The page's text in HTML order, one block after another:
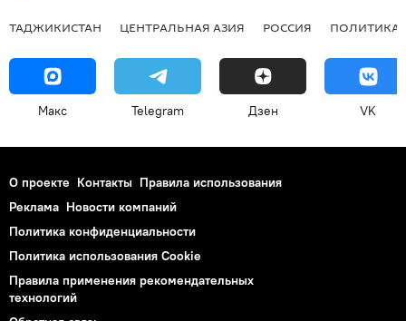
ТАДЖИКИСТАН ЦЕНТРАЛЬНАЯ АЗИЯ РОССИЯ ПОЛИТИКА
Макс Telegram Дзен VK
О проекте Контакты Правила использования
Реклама Новости компаний
Политика конфиденциальности
Политика использования Cookie
Правила применения рекомендательных
технологий